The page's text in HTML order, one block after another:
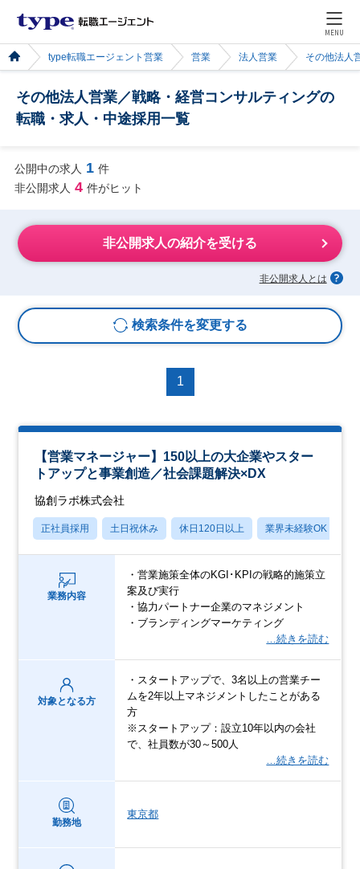
MENU
type転職エージェント営業 営業 法人営業 その他法人
その他法人営業／戦略・経営コンサルティングの
転職・求人・中途採用一覧
公開中の求人 1 件
非公開求人 4 件がヒット
非公開求人の紹介を受ける
非公開求人とは
検索条件を変更する
1
【営業マネージャー】150以上の大企業やスター
トアップと事業創造／社会課題解決×DX
協創ラボ株式会社
正社員採用 土日祝休み 休日120日以上 業界未経験OK
業務内容
・営業施策全体のKGI･KPIの戦略的施策立
案及び実行
・協力パートナー企業のマネジメント
・ブランディングマーケティング
…続きを読む
対象となる方
・スタートアップで、3名以上の営業チー
ムを2年以上マネジメントしたことがある
方
※スタートアップ：設立10年以内の会社
で、社員数が30～500人
…続きを読む
勤務地
東京都